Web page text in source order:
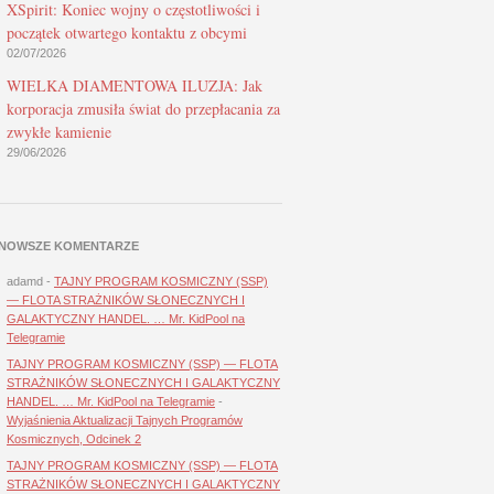
XSpirit: Koniec wojny o częstotliwości i
początek otwartego kontaktu z obcymi
02/07/2026
WIELKA DIAMENTOWA ILUZJA: Jak
korporacja zmusiła świat do przepłacania za
zwykłe kamienie
29/06/2026
KOMENTARZE
adamd - TAJNY PROGRAM KOSMICZNY (SSP)
— FLOTA STRAŻNIKÓW SŁONECZNYCH I
GALAKTYCZNY HANDEL. … Mr. KidPool na
Telegramie
TAJNY PROGRAM KOSMICZNY (SSP) — FLOTA
STRAŻNIKÓW SŁONECZNYCH I GALAKTYCZNY
HANDEL. … Mr. KidPool na Telegramie -
Wyjaśnienia Aktualizacji Tajnych Programów
Kosmicznych, Odcinek 2
TAJNY PROGRAM KOSMICZNY (SSP) — FLOTA
STRAŻNIKÓW SŁONECZNYCH I GALAKTYCZNY